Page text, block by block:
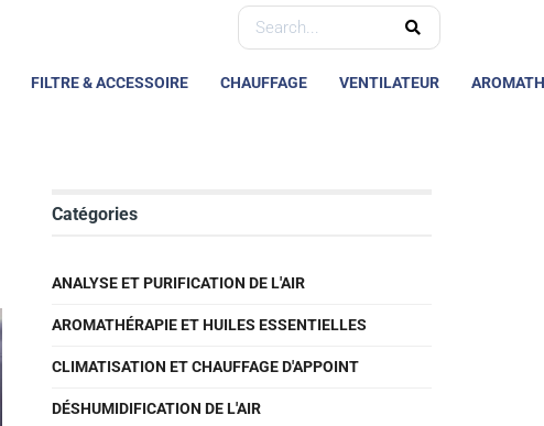
FILTRE & ACCESSOIRE CHAUFFAGE VENTILATEUR
Catégories
ANALYSE ET PURIFICATION DE L'AIR
AROMATHÉRAPIE ET HUILES ESSENTIELLES
CLIMATISATION ET CHAUFFAGE D'APPOINT
DÉSHUMIDIFICATION DE L'AIR